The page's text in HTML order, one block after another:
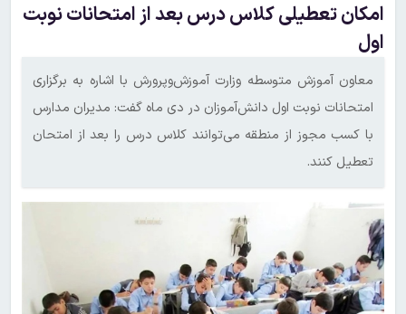
امکان تعطیلی کلاس درس بعد از امتحانات نوبت
اول
معا‌ون آموزش متوسطه وزارت آموزش‌وپرورش با اشاره به برگزاری
امتحانات نوبت اول دانش‌آموزان در دی ماه گفت: مدیران مدارس
با کسب مجوز از منطقه می‌توانند کلاس درس را بعد از امتحان
تعطیل کنند.